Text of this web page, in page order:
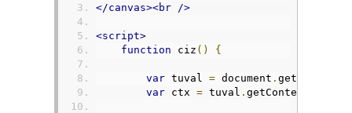
</canvas><br
/>
<script>
function ciz () {
var tuval = document .
var ctx = tuval . getContext